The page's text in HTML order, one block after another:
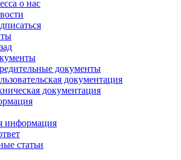
о нас
документы
документация
документация
информация
статьи